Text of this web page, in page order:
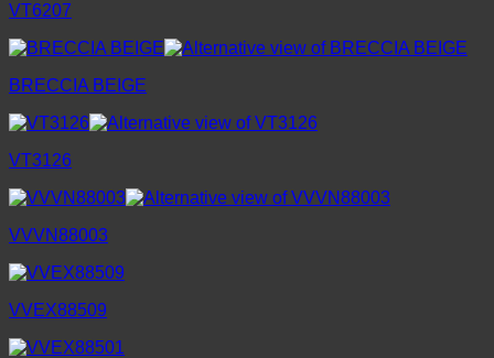
VT6207
BRECCIA BEIGE
VT3126
VVVN88003
VVEX88509